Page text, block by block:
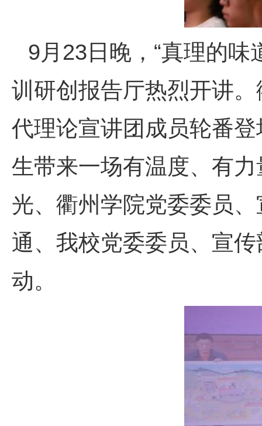
9月23日晚，“真理的
训研创报告厅热烈开讲
代理论宣讲团成员轮番
生带来一场有温度、有
光、衢州学院党委委员
通、我校党委委员、宣
动。